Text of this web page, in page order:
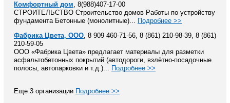
Комфортный дом, 8(988)407-17-00
СТРОИТЕЛЬСТВО Строительство домов Работы по устройству
фундамента Бетонные (монолитные)... Подробнее >>
Фабрика Цвета, ООО, 8 909 460-71-56, 8 (861) 210-98-39, 8 (861)
210-59-05
ООО «Фабрика Цвета» предлагает материалы для разметки
асфальтобетонных покрытий (автодороги, взлётно-посадочные
полосы, автопарковки и т.д.)... Подробнее >>
Еще 3 организации Подробнее >>